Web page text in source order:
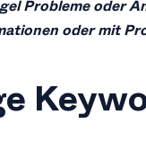
Probleme oder
oder mit